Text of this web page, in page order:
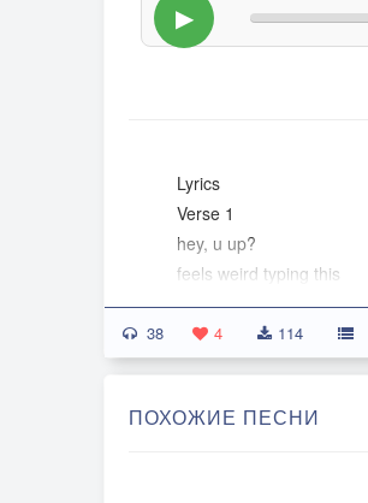
▶
Lyrics
Verse 1
hey, u up?
feels weird typing this
can't tell if im awake or
something's off, i think
nothing feels real rn
38 4 114
ПОХОЖИЕ ПЕСНИ